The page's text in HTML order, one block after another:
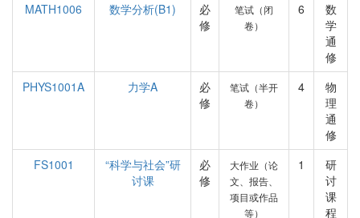
MATH1006
数学分析(B1)
必
修
笔试（闭
卷）
6
数
学
通
修
PHYS1001A
力学A
必
修
笔试（半开
卷）
4
物
理
通
修
FS1001
“科学与社会”研
讨课
必
修
大作业（论
文、报告、
项目或作品
等）
1
研
讨
课
程